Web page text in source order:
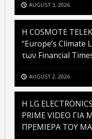
AUGUST 3, 2026
Η COSMOTE
“Europe’s Climate
των Financial
AUGUST 2, 2026
H LG
PRIME VIDEO ΓΙΑ
ΠΡΕΜΙΕΡΑ ΤΟΥ